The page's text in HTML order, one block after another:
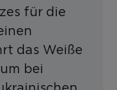
für die
das Weiße
bei